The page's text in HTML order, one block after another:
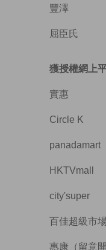
豐澤
屈臣氏
獲授權網上
實惠
Circle K
panadamart
HKTVmall
city'super
百佳超級市
惠康（留意